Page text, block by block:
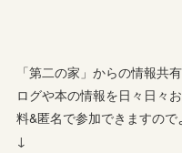
「第二の家」からの情報共
ログや本の情報を日々日々
料&匿名で参加できますの
↓